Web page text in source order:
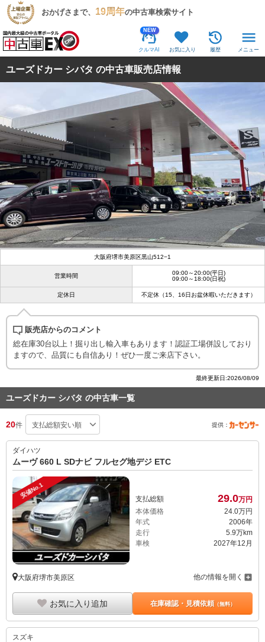
おかげさまで、 19周年の中古車検索サイト
NEW
クルマAI お気に入り 履歴 メニュー
ユーズドカー シバタ の中古車販売店情報
大阪府堺市美原区黒山512−1
営業時間
09:00～20:00(平日)
09:00～18:00(日祝)
定休日 不定休（15、16日お盆休暇いただきます）
販売店からのコメント
総在庫30台以上！掘り出し輸入車もあります！認証工場併設しており
ますので、品質にも自信あり！ぜひ一度ご来店下さい。
最終更新日:2026/08/09
ユーズドカー シバタ の中古車一覧
20件 提供：
ダイハツ
ムーヴ 660 L SDナビ フルセグ地デジ ETC
安値No.1 支払総額 29.0万円
本体価格
24.0万円
年式
2006年
走行
5.9万km
車検
2027年12月
大阪府堺市美原区 他の情報を開く
お気に入り追加 在庫確認・見積依頼（無料）
スズキ